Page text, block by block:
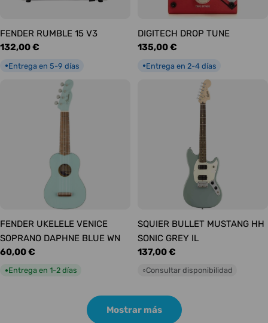
FENDER RUMBLE 15 V3
Precio
132,00 €
●Entrega en 5-9 días
DIGITECH DROP TUNE
Precio
135,00 €
●Entrega en 2-4 días
FENDER UKELELE VENICE
SOPRANO DAPHNE BLUE WN
Precio
habitual
60,00 €
●Entrega en 1-2 días
SQUIER BULLET MUSTANG HH
SONIC GREY IL
Precio
habitual
137,00 €
○Consultar disponibilidad
Mostrar más